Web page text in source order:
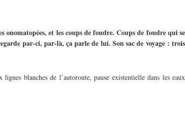
et les coups de foudre. Coups de foudre qui se
par-ci, par-là, ça parle de lui. Son sac de voyage : trois
blanches de l’autoroute, pause existentielle dans les eaux